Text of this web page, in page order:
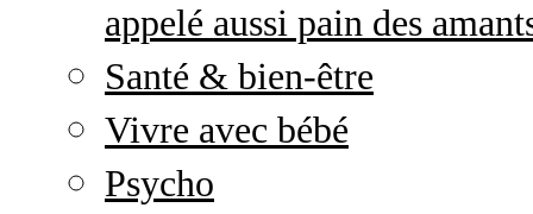
appelé aussi pain des
Santé & bien-être
Vivre avec bébé
Psycho